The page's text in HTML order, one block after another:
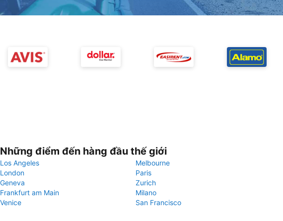
Những điểm đến hàng đầu thế giới
Los Angeles
Melbourne
London
Paris
Geneva
Zurich
Frankfurt am Main
Milano
Venice
San Francisco